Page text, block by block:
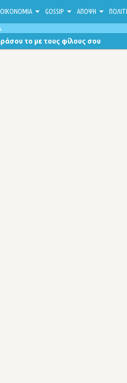
ΟΙΚΟΝΟΜΙΑ GOSSIP ΑΠΟΨΗ
το με τους φίλους σου